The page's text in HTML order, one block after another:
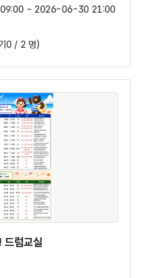
~ 2026-06-30 21:00
0 / 2 명)
드럼교실